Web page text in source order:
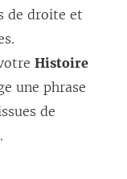
de droite et
Histoire
une phrase
de